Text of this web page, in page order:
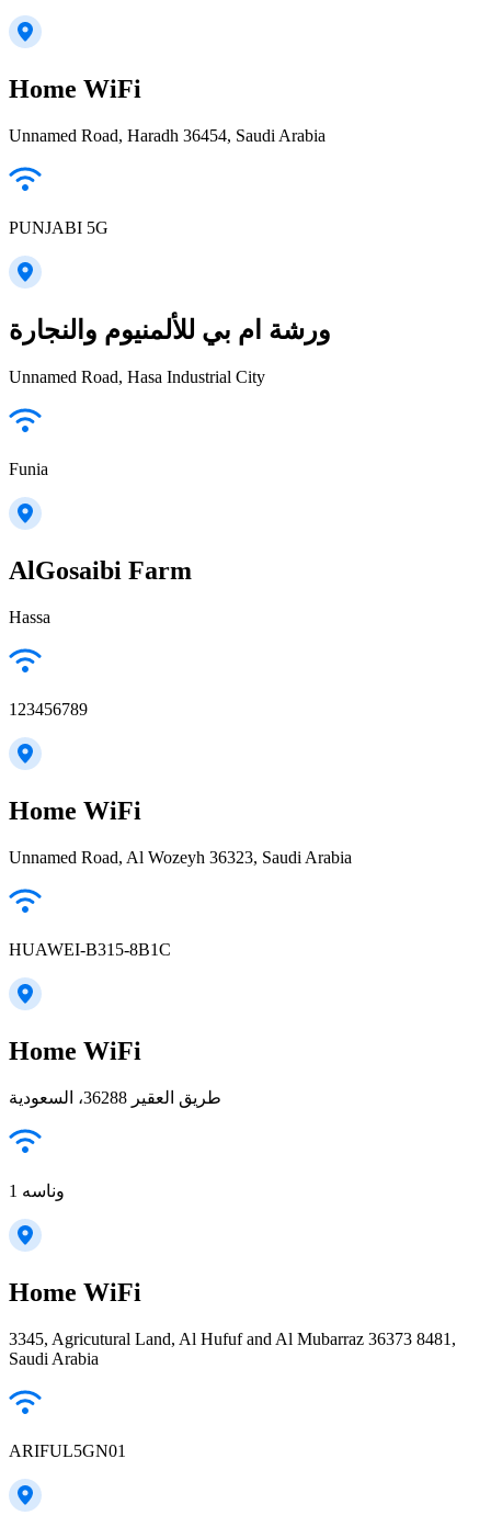
Home WiFi
Unnamed Road, Haradh 36454, Saudi Arabia
PUNJABI 5G
ورشة ام بي للألمنيوم والنجارة
Unnamed Road, Hasa Industrial City
Funia
AlGosaibi Farm
Hassa
123456789
Home WiFi
Unnamed Road, Al Wozeyh 36323, Saudi Arabia
HUAWEI-B315-8B1C
Home WiFi
طريق العقير 36288، السعودية
وناسه 1
Home WiFi
3345, Agricutural Land, Al Hufuf and Al Mubarraz 36373 8481,
Saudi Arabia
ARIFUL5GN01